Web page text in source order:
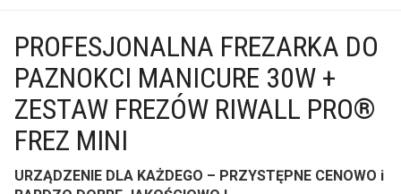
PROFESJONALNA FREZARKA DO
PAZNOKCI MANICURE 30W +
ZESTAW FREZÓW RIWALL PRO®
FREZ MINI
URZĄDZENIE DLA KAŻDEGO – PRZYSTĘPNE CENOWO i